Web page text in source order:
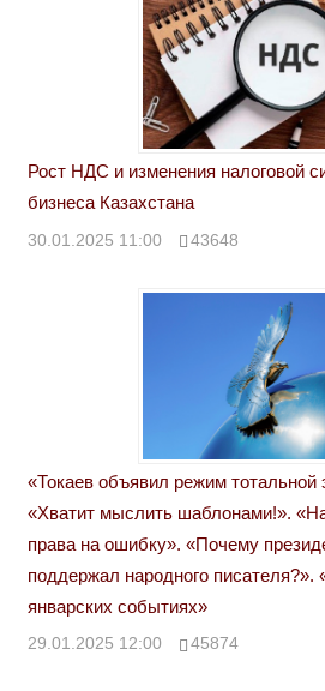
Рост НДС и изменения налоговой
бизнеса Казахстана
30.01.2025 11:00 43648
«Токаев объявил режим тотальной
«Хватит мыслить шаблонами!».
права на ошибку». «Почему
поддержал народного
январских событиях»
29.01.2025 12:00 45874